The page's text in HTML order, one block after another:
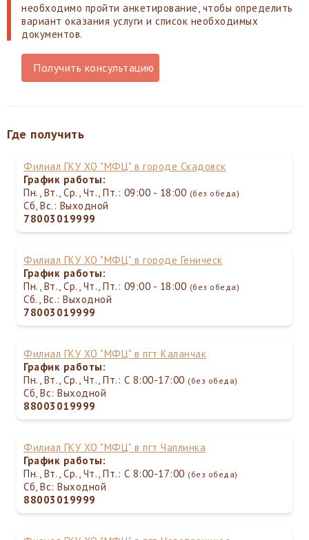
необходимо пройти анкетирование, чтобы определить
вариант оказания услуги и список необходимых
документов.
Получить консультацию
Где получить
Филиал ГКУ ХО "МФЦ" в городе Скадовск
График работы:
Пн., Вт., Ср., Чт., Пт.: 09:00 - 18:00 (без обеда)
Сб, Вс.: Выходной
78003019999
Филиал ГКУ ХО "МФЦ" в городе Геническ
График работы:
Пн., Вт., Ср., Чт., Пт.: 09:00 - 18:00 (без обеда)
Сб., Вс.: Выходной
78003019999
Филиал ГКУ ХО "МФЦ" в пгт Каланчак
График работы:
Пн., Вт., Ср., Чт., Пт.: С 8:00-17:00 (без обеда)
Сб, Вс: Выходной
88003019999
Филиал ГКУ ХО "МФЦ" в пгт Чаплинка
График работы:
Пн., Вт., Ср., Чт., Пт.: С 8:00-17:00 (без обеда)
Сб, Вс: Выходной
88003019999